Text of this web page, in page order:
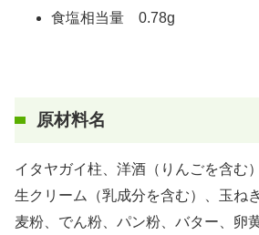
食塩相当量 0.78g
原材料名
イタヤガイ柱、洋酒（りんごを含む
生クリーム（乳成分を含む）、玉ね
麦粉、でん粉、パン粉、バター、卵